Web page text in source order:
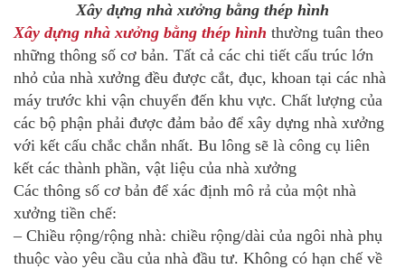
Xây dựng nhà xưởng bằng thép hình
Xây dựng nhà xưởng bằng thép hình thường tuân theo
những thông số cơ bản. Tất cả các chi tiết cấu trúc lớn
nhỏ của nhà xưởng đều được cắt, đục, khoan tại các nhà
máy trước khi vận chuyển đến khu vực. Chất lượng của
các bộ phận phải được đảm bảo để xây dựng nhà xưởng
với kết cấu chắc chắn nhất. Bu lông sẽ là công cụ liên
kết các thành phần, vật liệu của nhà xưởng
Các thông số cơ bản để xác định mô rả của một nhà
xưởng tiền chế:
– Chiều rộng/rộng nhà: chiều rộng/dài của ngôi nhà phụ
thuộc vào yêu cầu của nhà đầu tư. Không có hạn chế về